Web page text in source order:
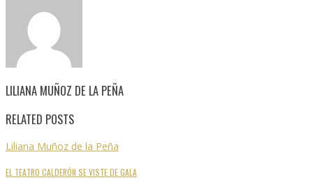
LILIANA MUÑOZ DE LA PEÑA
RELATED POSTS
Liliana Muñoz de la Peña
EL TEATRO CALDERÓN SE VISTE DE GALA